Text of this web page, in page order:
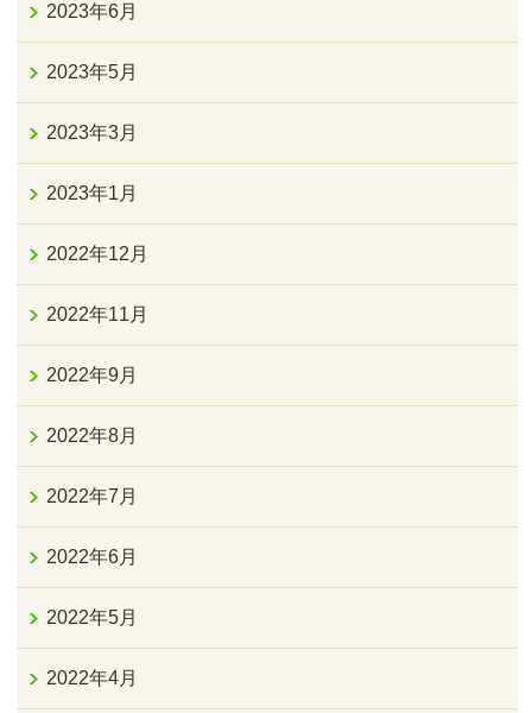
2023年6月
2023年5月
2023年3月
2023年1月
2022年12月
2022年11月
2022年9月
2022年8月
2022年7月
2022年6月
2022年5月
2022年4月